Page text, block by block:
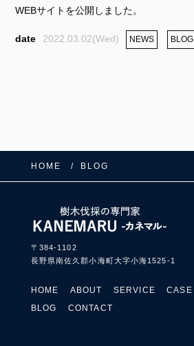
WEBサイトを公開しました。
2022.03.02(Wed) NEWS BLOG
HOME BLOG
〒384-1102
長野県南佐久郡小海町大字小海1525-1
HOME ABOUT SERVICE CASE
BLOG
CONTACT